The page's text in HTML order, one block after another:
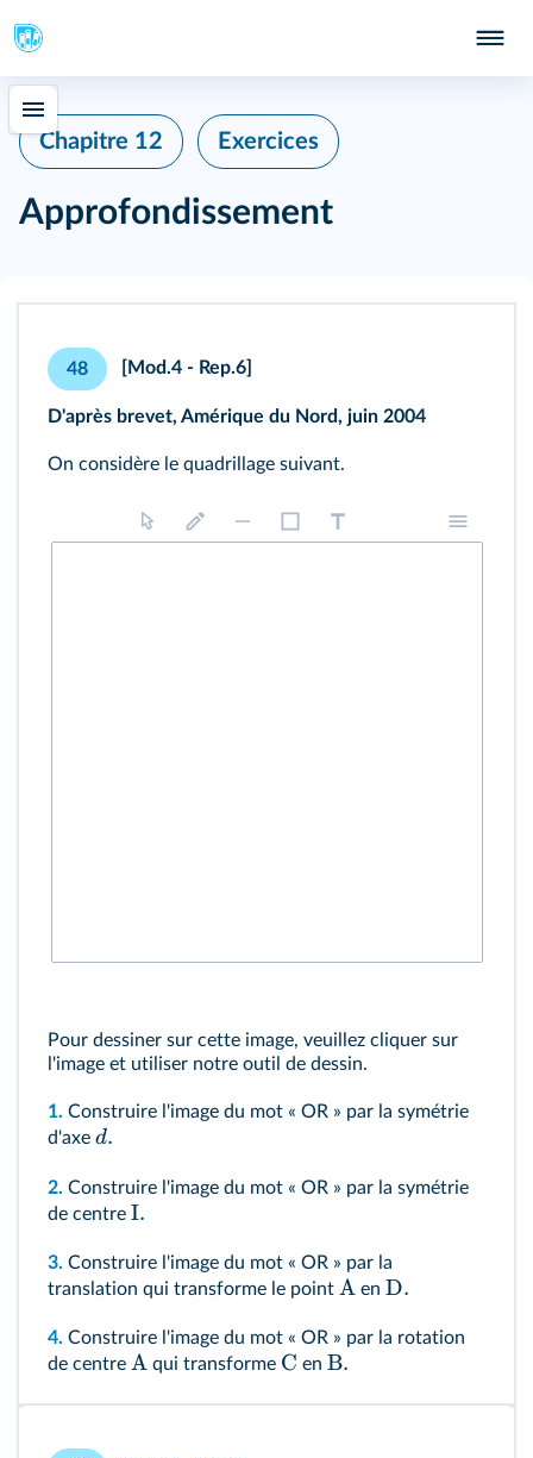
Chapitre 12 Exercices
Approfondissement
48 [Mod.4 - Rep.6]
D'après brevet, Amérique du Nord, juin 2004
On considère le quadrillage suivant.
Pour dessiner sur cette image, veuillez cliquer sur
l'image et utiliser notre outil de dessin.
1. Construire l'image du mot « OR » par la symétrie
d'axe d.
2. Construire l'image du mot « OR » par la symétrie
de centre I.
3. Construire l'image du mot « OR » par la
translation qui transforme le point A en D.
4. Construire l'image du mot « OR » par la rotation
de centre A qui transforme C en B.